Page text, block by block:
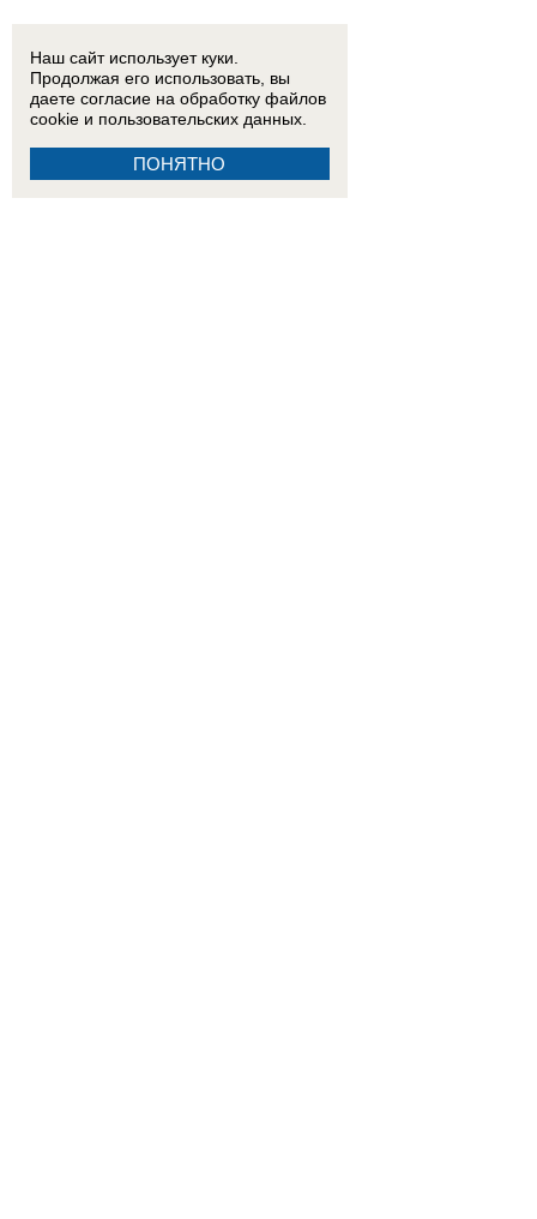
Наш сайт использует куки.
Продолжая его использовать, вы
даете согласие на обработку файлов
cookie и пользовательских данных.
ПОНЯТНО